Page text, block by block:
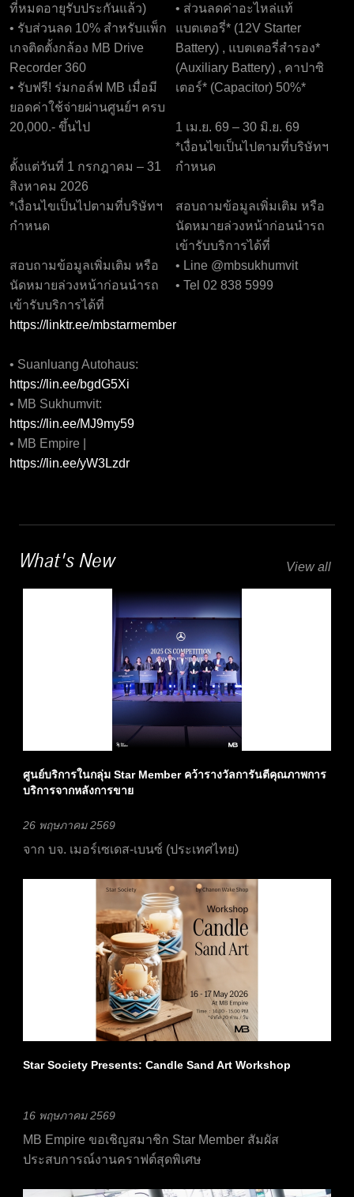
ที่หมดอายุรับประกันแล้ว)
• รับส่วนลด 10% สำหรับแพ็ก
เกจติดตั้งกล้อง MB Drive
Recorder 360
• รับฟรี! ร่มกอล์ฟ MB เมื่อมี
ยอดค่าใช้จ่ายผ่านศูนย์ฯ ครบ
20,000.- ขึ้นไป
ตั้งแต่วันที่ 1 กรกฎาคม – 31
สิงหาคม 2026
*เงื่อนไขเป็นไปตามที่บริษัทฯ
กำหนด
สอบถามข้อมูลเพิ่มเติม หรือ
นัดหมายล่วงหน้าก่อนนำรถ
เข้ารับบริการได้ที่
https://linktr.ee/mbstarmember
• Suanluang Autohaus:
https://lin.ee/bgdG5Xi
• MB Sukhumvit:
https://lin.ee/MJ9my59
• MB Empire |
https://lin.ee/yW3Lzdr
• ส่วนลดค่าอะไหล่แท้
แบตเตอรี่* (12V Starter
Battery) , แบตเตอรี่สำรอง*
(Auxiliary Battery) , คาปาซิ
เตอร์* (Capacitor) 50%*
1 เม.ย. 69 – 30 มิ.ย. 69
*เงื่อนไขเป็นไปตามที่บริษัทฯ
กำหนด
สอบถามข้อมูลเพิ่มเติม หรือ
นัดหมายล่วงหน้าก่อนนำรถ
เข้ารับบริการได้ที่
• Line @mbsukhumvit
• Tel 02 838 5999
View all
What's New
ศูนย์บริการในกลุ่ม Star Member คว้ารางวัลการันตีคุณภาพการ
บริการจากหลังการขาย
26 พฤษภาคม 2569
จาก บจ. เมอร์เซเดส-เบนซ์ (ประเทศไทย)
Star Society Presents: Candle Sand Art Workshop
16 พฤษภาคม 2569
MB Empire ขอเชิญสมาชิก Star Member สัมผัส
ประสบการณ์งานคราฟต์สุดพิเศษ